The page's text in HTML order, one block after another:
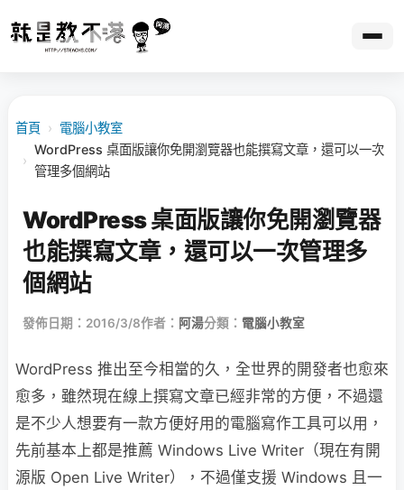
首頁 › 電腦小教室
›
WordPress 桌面版讓你免開瀏覽器也能撰寫文章，還可以一次
管理多個網站
WordPress 桌面版讓你免開瀏覽器
也能撰寫文章，還可以一次管理多
個網站
發佈日期：2016/3/8作者： 阿湯分類： 電腦小教室
WordPress 推出至今相當的久，全世界的開發者也愈來
愈多，雖然現在線上撰寫文章已經非常的方便，不過還
是不少人想要有一款方便好用的電腦寫作工具可以用，
先前基本上都是推薦 Windows Live Writer（現在有開
源版 Open Live Writer），不過僅支援 Windows 且一